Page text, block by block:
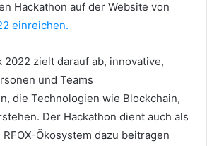
Hackathon auf der Website von
einreichen.
2022 zielt darauf ab, innovative,
und Teams
die Technologien wie Blockchain,
Der Hackathon dient auch als
Ökosystem dazu beitragen